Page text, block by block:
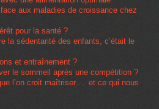
aux maladies de croissance chez
pour la santé ?
la sédentarité des enfants, c’était le
et entraînement ?
le sommeil après une compétition ?
l’on croit maîtriser… et ce qui nous